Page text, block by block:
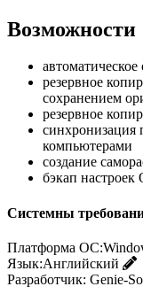
Возможности
резервное
сохранением
резервное
синхронизация
компьютерами
создание
бэкап настроек
Системны
Платформа ОС:
Язык:Английский
Разработчик: Genie-